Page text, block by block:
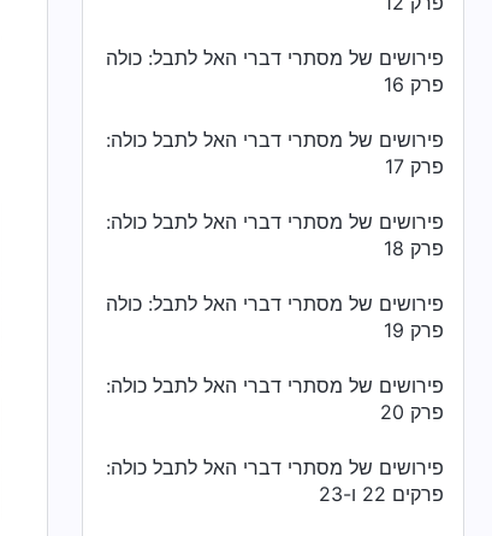
פירושים של מסתרי דברי האל לתבל: כולה
פרק 16
פירושים של מסתרי דברי האל לתבל כולה:
פרק 17
פירושים של מסתרי דברי האל לתבל כולה:
פרק 18
פירושים של מסתרי דברי האל לתבל: כולה
פרק 19
פירושים של מסתרי דברי האל לתבל כולה:
פרק 20
פירושים של מסתרי דברי האל לתבל כולה:
פרקים 22 ו-23